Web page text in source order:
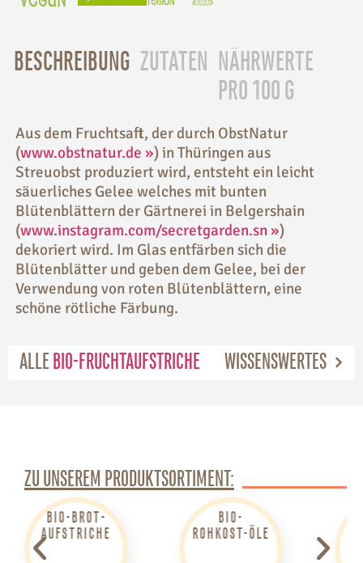
BESCHREIBUNG ZUTATEN NÄHRWERTE
PRO 100 G
Aus dem Fruchtsaft, der durch ObstNatur
(www.obstnatur.de ») in Thüringen aus
Streuobst produziert wird, entsteht ein leicht
säuerliches Gelee welches mit bunten
Blütenblättern der Gärtnerei in Belgershain
(www.instagram.com/secretgarden.sn »)
dekoriert wird. Im Glas entfärben sich die
Blütenblätter und geben dem Gelee, bei der
Verwendung von roten Blütenblättern, eine
schöne rötliche Färbung.
ALLE BIO-FRUCHTAUFSTRICHE WISSENSWERTES
ZU UNSEREM PRODUKTSORTIMENT:
BIO-BROT­
AUFSTRICHE
BIO-
ROHKOST-ÖLE